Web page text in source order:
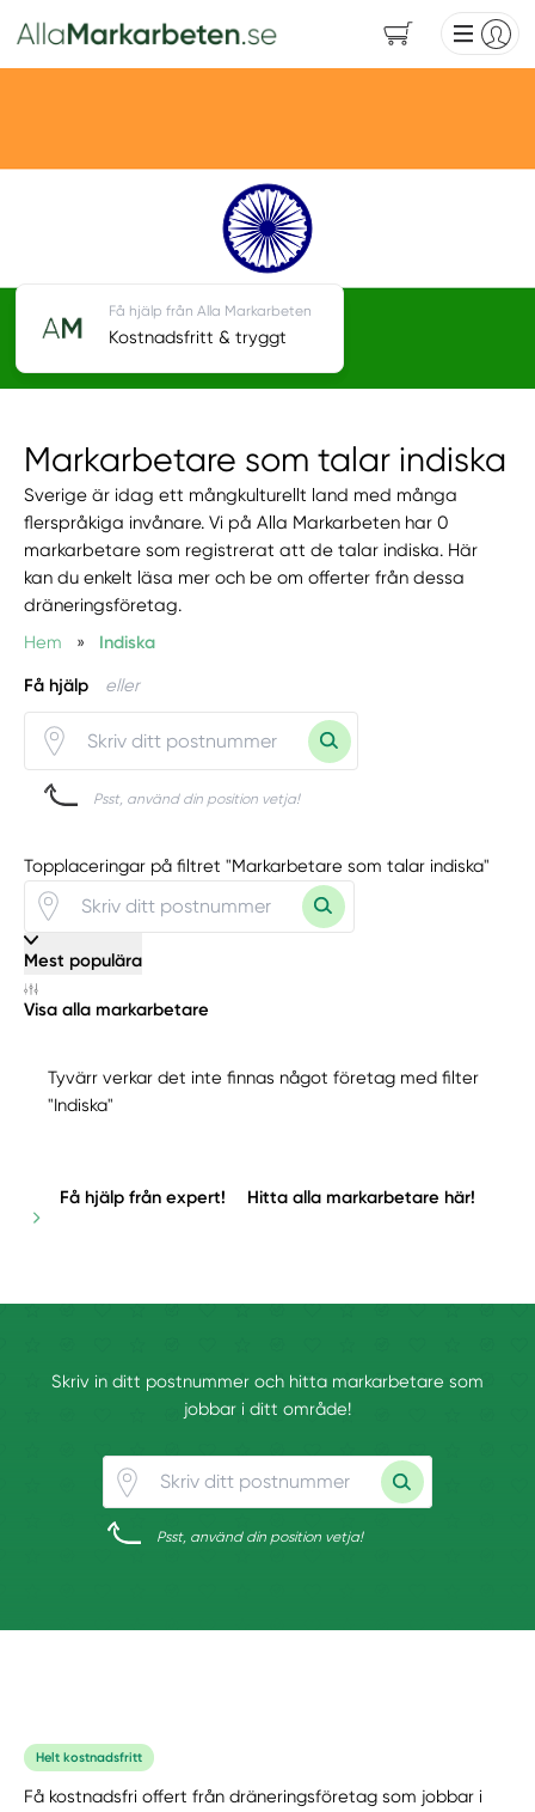
Markarbetare som talar indiska
Sverige är idag ett mångkulturellt land med många
flerspråkiga invånare. Vi på Alla Markarbeten har 0
markarbetare som registrerat att de talar indiska. Här
kan du enkelt läsa mer och be om offerter från dessa
dräneringsföretag.
Hem
» Indiska
Få hjälp eller
Psst, använd din position vetja!
Få hjälp från Alla Markarbeten
Kostnadsfritt & tryggt
Topplaceringar på filtret "Markarbetare som talar indiska"
Mest populära
Visa alla markarbetare
Tyvärr verkar det inte finnas något företag med filter
"Indiska"
Få hjälp från expert! Hitta alla markarbetare här!
Skriv in ditt postnummer och hitta markarbetare som
jobbar i ditt område!
Psst, använd din position vetja!
Helt kostnadsfritt
Få kostnadsfri offert från dräneringsföretag som jobbar i